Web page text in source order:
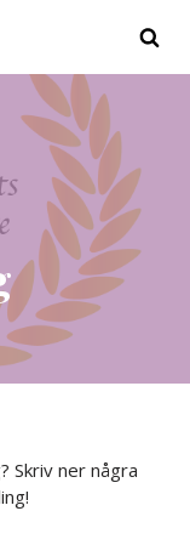
Skriv ner några